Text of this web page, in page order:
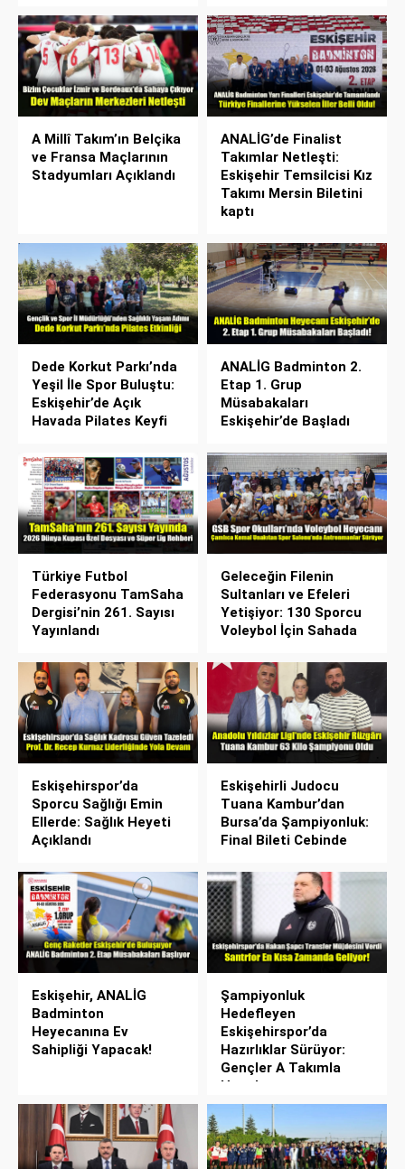
A Millî Takım’ın Belçika
ve Fransa Maçlarının
Stadyumları Açıklandı
ANALİG’de Finalist
Takımlar Netleşti:
Eskişehir Temsilcisi Kız
Takımı Mersin Biletini
kaptı
Dede Korkut Parkı’nda
Yeşil İle Spor Buluştu:
Eskişehir’de Açık
Havada Pilates Keyfi
ANALİG Badminton 2.
Etap 1. Grup
Müsabakaları
Eskişehir’de Başladı
Türkiye Futbol
Federasyonu TamSaha
Dergisi’nin 261. Sayısı
Yayınlandı
Geleceğin Filenin
Sultanları ve Efeleri
Yetişiyor: 130 Sporcu
Voleybol İçin Sahada
Eskişehirspor’da
Sporcu Sağlığı Emin
Ellerde: Sağlık Heyeti
Açıklandı
Eskişehirli Judocu
Tuana Kambur’dan
Bursa’da Şampiyonluk:
Final Bileti Cebinde
Eskişehir, ANALİG
Badminton
Heyecanına Ev
Sahipliği Yapacak!
Şampiyonluk
Hedefleyen
Eskişehirspor’da
Hazırlıklar Sürüyor:
Gençler A Takımla
Hazırlanıyor